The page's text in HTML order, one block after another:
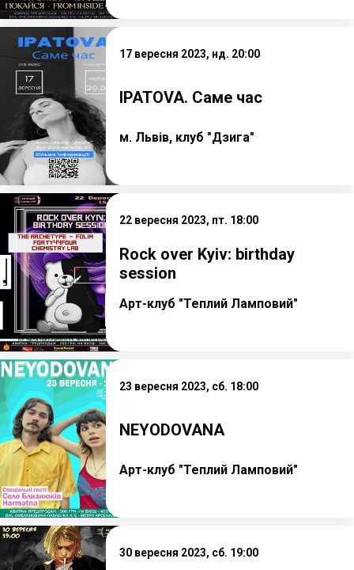
17 вересня 2023, нд. 20:00
IPATOVA. Саме час
м. Львів, клуб "Дзига"
22 вересня 2023, пт. 18:00
Rock over Kyiv: birthday
session
Арт-клуб "Теплий Ламповий"
23 вересня 2023, сб. 18:00
NEYODOVANA
Арт-клуб "Теплий Ламповий"
30 вересня 2023, сб. 19:00